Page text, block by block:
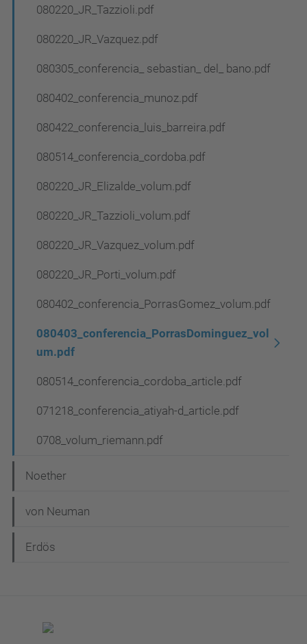
080220_JR_Tazzioli.pdf
080220_JR_Vazquez.pdf
080305_conferencia_ sebastian_ del_ bano.pdf
080402_conferencia_munoz.pdf
080422_conferencia_luis_barreira.pdf
080514_conferencia_cordoba.pdf
080220_JR_Elizalde_volum.pdf
080220_JR_Tazzioli_volum.pdf
080220_JR_Vazquez_volum.pdf
080220_JR_Porti_volum.pdf
080402_conferencia_PorrasGomez_volum.pdf
080403_conferencia_PorrasDominguez_vol
um.pdf
080514_conferencia_cordoba_article.pdf
071218_conferencia_atiyah-d_article.pdf
0708_volum_riemann.pdf
Noether
von Neuman
Erdös